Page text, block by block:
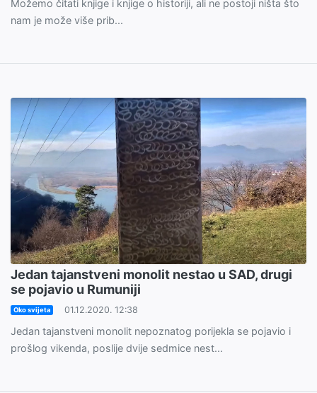
Možemo čitati knjige i knjige o historiji, ali ne postoji ništa što
nam je može više prib...
Jedan tajanstveni monolit nestao u SAD, drugi
se pojavio u Rumuniji
Oko svijeta 01.12.2020. 12:38
Jedan tajanstveni monolit nepoznatog porijekla se pojavio i
prošlog vikenda, poslije dvije sedmice nest...